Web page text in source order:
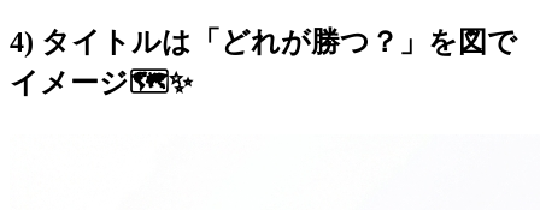
4) タイトルは「どれが勝つ？」を図で
イメージ🗺️✨